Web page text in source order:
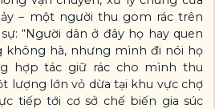
– một người thu gom rác trên
“Người dân ở đây họ hay quen
không hà, nhưng mình đi nói họ
hợp tác giữ rác cho mình thu
lượng lớn vỏ dừa tại khu vực chợ
tiếp tới cơ sở chế biến gia súc